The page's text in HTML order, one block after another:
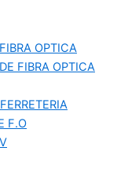
OPTICA
FIBRA OPTICA
F.O